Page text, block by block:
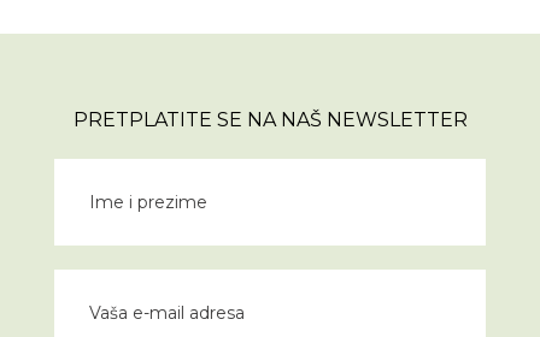
PRETPLATITE SE NA NAŠ NEWSLETTER